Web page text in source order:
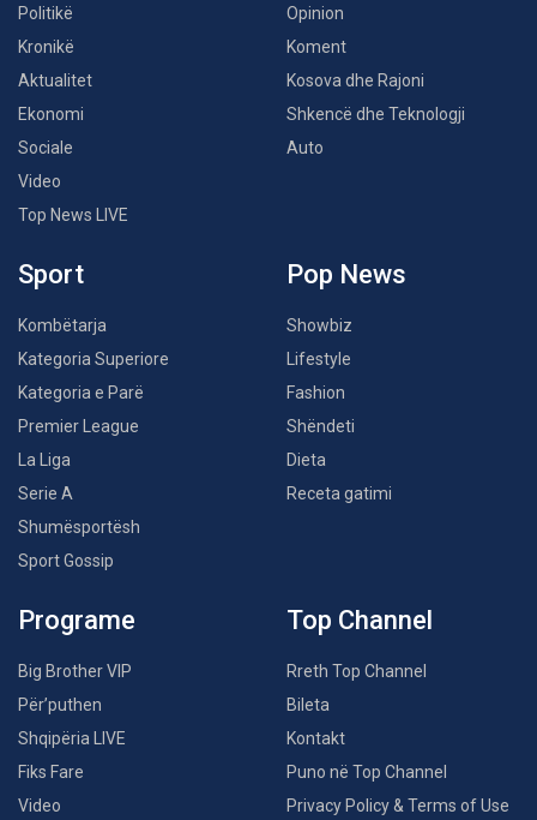
Politikë
Kronikë
Aktualitet
Ekonomi
Sociale
Video
Top News LIVE
Opinion
Koment
Kosova dhe Rajoni
Shkencë dhe Teknologji
Auto
Sport
Kombëtarja
Kategoria Superiore
Kategoria e Parë
Premier League
La Liga
Serie A
Shumësportësh
Sport Gossip
Pop News
Showbiz
Lifestyle
Fashion
Shëndeti
Dieta
Receta gatimi
Programe
Big Brother VIP
Për’puthen
Shqipëria LIVE
Fiks Fare
Video
Top Channel
Rreth Top Channel
Bileta
Kontakt
Puno në Top Channel
Privacy Policy & Terms of Use